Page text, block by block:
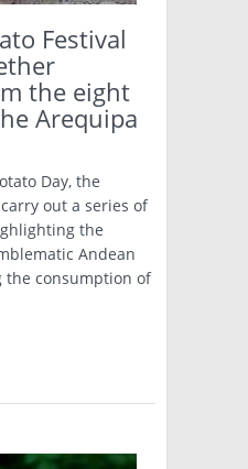
Festival
the eight
Arequipa
Day, the
out a series of
the
Andean
consumption of